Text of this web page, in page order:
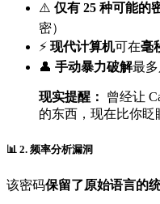
⚠️ 仅有 25 种可能的
密）
⚡ 现代计算机可在毫
👤 手动暴力破解最
现实提醒：
曾经让
的东西，现在比你眨
📊 2. 频率分析漏洞
该密码保留了原始语言的